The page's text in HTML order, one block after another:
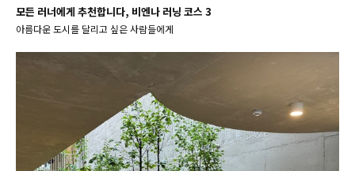
모든 러너에게 추천합니다, 비엔나 러닝 코스 3
아름다운 도시를 달리고 싶은 사람들에게